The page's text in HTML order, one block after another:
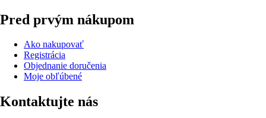
Pred prvým nákupom
Ako nakupovať
Registrácia
Objednanie doručenia
Moje obľúbené
Kontaktujte nás